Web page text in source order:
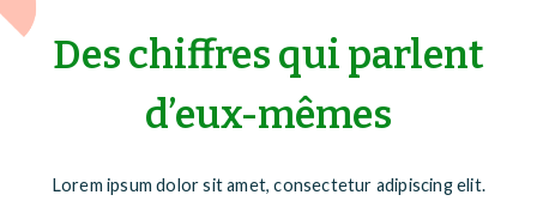
Des chiffres qui parlent
d’eux-mêmes
Lorem ipsum dolor sit amet, consectetur adipiscing elit.